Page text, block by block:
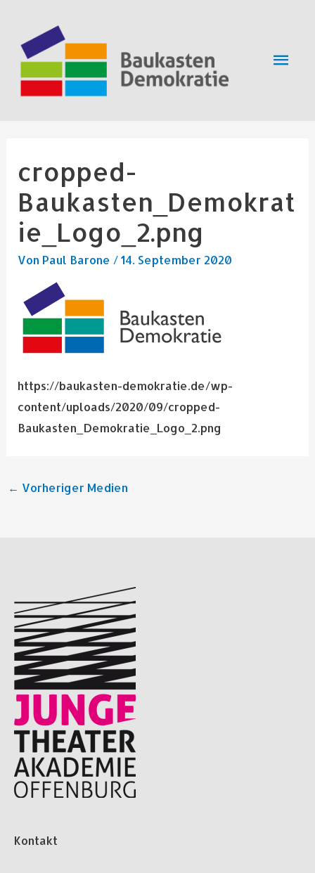
springen
cropped-
Baukasten_Demokrat
ie_Logo_2.png
Von Paul Barone /14. September 2020
https://baukasten-demokratie.de/wp-
content/uploads/2020/09/cropped-
Baukasten_Demokratie_Logo_2.png
← Vorheriger Medien
Kontakt